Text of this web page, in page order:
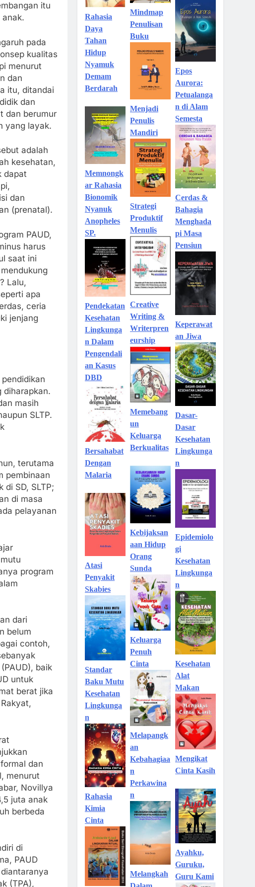
itu
pada
kualitas
menurut
dan
itu, ditandai
dan
dan berumur
yang layak.
adalah
kesehatan,
dapat
dan
(prenatal).
PAUD,
harus
saat ini
Lalu,
apa
ceria
jenjang
diharapkan.
masih
SLTP.
terutama
pembinaan
SD, SLTP;
di masa
pelayanan
program
dari
belum
contoh,
baik
untuk
berat jika
dan
menurut
Novillya
juta anak
berbeda
di
PAUD
(TPA),
Rahasia
Daya
Tahan
Hidup
Nyamuk
Demam
Berdarah
Memnongk
ar Rahasia
Bionomik
Nyanuk
Anopheles
SP.
Pendekatan
Kesehatan
Lingkunga
n Dalam
Pengendali
an Kasus
DBD
Bersahabat
Dengan
Malaria
Atasi
Penyakit
Skabies
Standar
Baku Mutu
Kesehatan
Lingkunga
n
Rahasia
Kimia
Cinta
Mindmap
Penulisan
Buku
Menjadi
Penulis
Mandiri
Strategi
Produktif
Menulis
Creative
Writing &
Writerpren
eurship
Memebang
un
Keluarga
Berkualitas
Kebijaksan
aan Hidup
Orang
Sunda
Keluarga
Penuh
Cinta
Melapangk
an
Kebahagiaa
n
Perkawina
n
Melangkah
Epos
Aurora:
Petualanga
n di Alam
Semesta
Cerdas &
Bahagia
Menghada
pi Masa
Pensiun
Keperawat
an Jiwa
Dasar-
Dasar
Kesehatan
Lingkunga
n
Epidemiolo
gi
Kesehatan
Lingkunga
n
Kesehatan
Alat
Makan
Mengikat
Cinta Kasih
Ayahku,
Guruku,
Guru Kami